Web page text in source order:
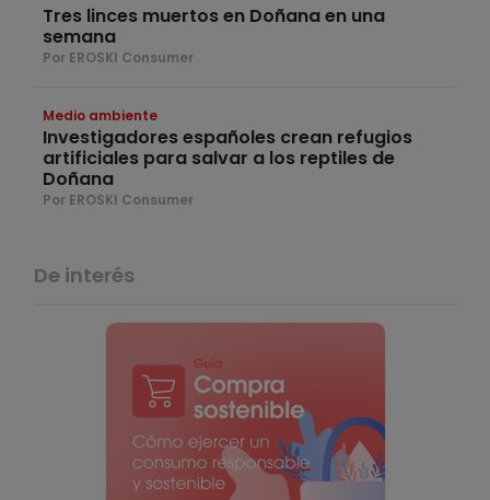
Tres linces muertos en Doñana en una
semana
Por EROSKI Consumer
Medio ambiente
Investigadores españoles crean refugios
artificiales para salvar a los reptiles de
Doñana
Por EROSKI Consumer
De interés